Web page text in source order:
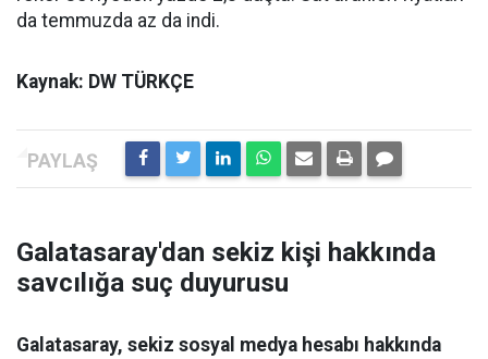
da temmuzda az da indi.
Kaynak: DW TÜRKÇE
Galatasaray'dan sekiz kişi hakkında
savcılığa suç duyurusu
Galatasaray, sekiz sosyal medya hesabı hakkında